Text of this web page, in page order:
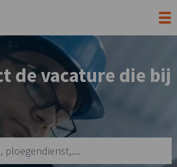
de vacature die bij